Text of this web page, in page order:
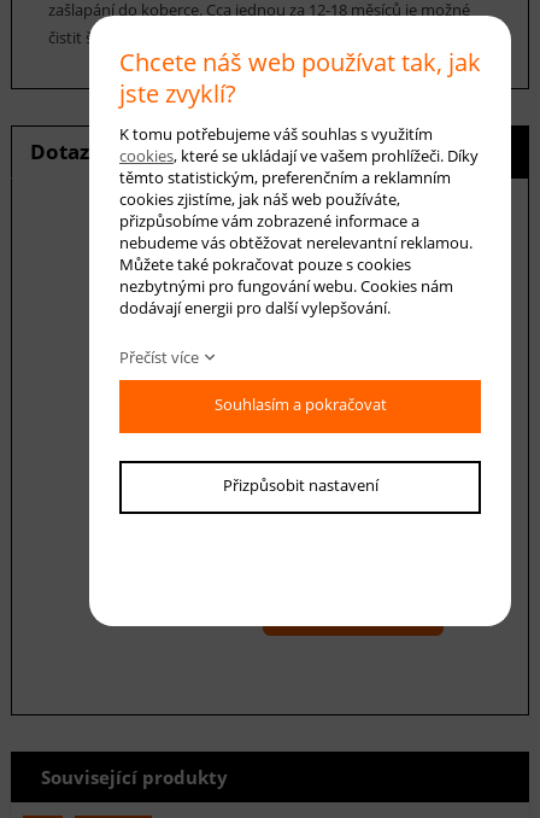
zašlapání do koberce. Cca jednou za 12-18 měsíců je možné
čistit šamponováním, nebo parní čištění koberce.
Dotaz na produkt Hlídání ceny
E-mail *
Váš dotaz
Související produkty
Chcete náš web používat tak, jak
jste zvyklí?
K tomu potřebujeme váš souhlas s využitím
cookies, které se ukládají ve vašem prohlížeči. Díky
těmto statistickým, preferenčním a reklamním
cookies zjistíme, jak náš web používáte,
přizpůsobíme vám zobrazené informace a
nebudeme vás obtěžovat nerelevantní reklamou.
Můžete také pokračovat pouze s cookies
nezbytnými pro fungování webu. Cookies nám
dodávají energii pro další vylepšování.
Přečíst více
Souhlasím a pokračovat
Přizpůsobit nastavení